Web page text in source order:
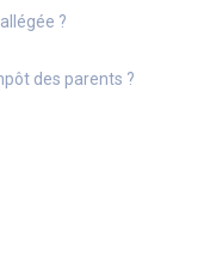
?
des parents ?